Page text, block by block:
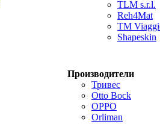
TLM s.r.l.
Reh4Mat
TM
Shapeskin
Производители
Тривес
Otto Bock
OPPO
Orliman